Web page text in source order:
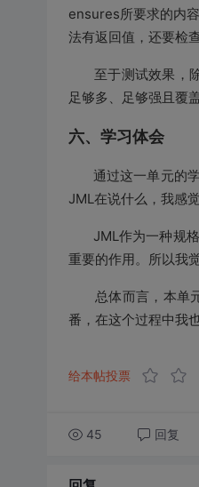
ensures所要求的内
法有返回值，还要检
至于测试效果，除
足够多、足够强且覆
六、学习体会
通过这一单元的学
JML在说什么，我感
JML作为一种规
重要的作用。所以我
总体而言，本单元
番，在这个过程中我
给本帖投票
45 回复